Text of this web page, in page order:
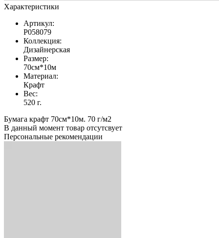
Характеристики
Артикул:
Р058079
Коллекция:
Дизайнерская
Размер:
70см*10м
Материал:
Крафт
Вес:
520 г.
Бумага крафт 70см*10м. 70 г/м2
В данный момент товар отсутсвует
Персональные рекомендации